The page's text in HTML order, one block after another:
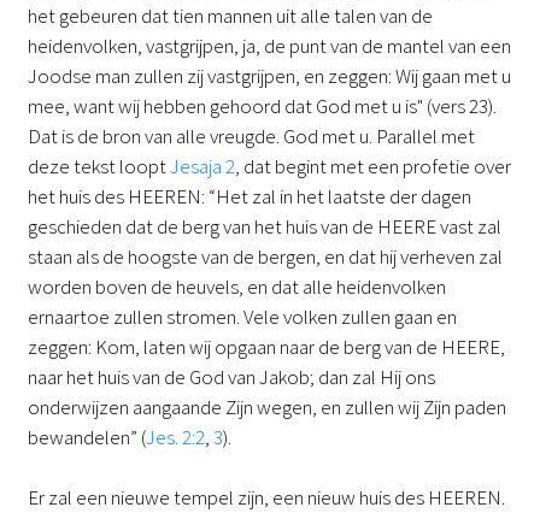
het gebeuren dat tien mannen uit alle talen van de
heidenvolken, vastgrijpen, ja, de punt van de mantel van een
Joodse man zullen zij vastgrijpen, en zeggen: Wij gaan met u
mee, want wij hebben gehoord dat God met u is" (vers 23).
Dat is de bron van alle vreugde. God met u. Parallel met
deze tekst looptJesaja 2, dat begint met een profetie over
het huis des HEEREN: “Het zal in het laatste der dagen
geschieden dat de berg van het huis van de HEERE vast zal
staan als de hoogste van de bergen, en dat hij verheven zal
worden boven de heuvels, en dat alle heidenvolken
ernaartoe zullen stromen. Vele volken zullen gaan en
zeggen: Kom, laten wij opgaan naar de berg van de HEERE,
naar het huis van de God van Jakob; dan zal Hij ons
onderwijzen aangaande Zijn wegen, en zullen wij Zijn paden
bewandelen” (Jes. 2:2,3).
Er zal een nieuwe tempel zijn, een nieuw huis des HEEREN.